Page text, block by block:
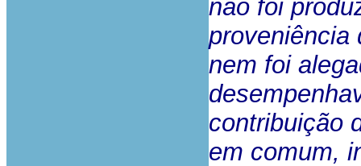
não foi
proveniência
nem foi
contribuição
em comum,